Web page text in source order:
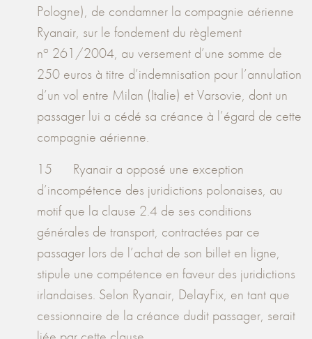
Pologne), de condamner la compagnie aérienne
Ryanair, sur le fondement du règlement
no 261/2004, au versement d’une somme de
250 euros à titre d’indemnisation pour l’annulation
d’un vol entre Milan (Italie) et Varsovie, dont un
passager lui a cédé sa créance à l’égard de cette
compagnie aérienne.
15 Ryanair a opposé une exception
d’incompétence des juridictions polonaises, au
motif que la clause 2.4 de ses conditions
générales de transport, contractées par ce
passager lors de l’achat de son billet en ligne,
stipule une compétence en faveur des juridictions
irlandaises. Selon Ryanair, DelayFix, en tant que
cessionnaire de la créance dudit passager, serait